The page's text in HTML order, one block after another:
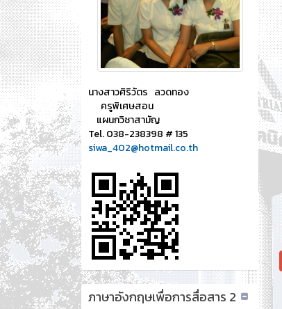
นางสาวศิริวัตร ลวดทอง
ครูพิเศษสอน
แผนกวิชาสามัญ
Tel. 038-238398 # 135
siwa_402@hotmail.co.th
ภาษาอังกฤษเพื่อการสื่อสาร 2